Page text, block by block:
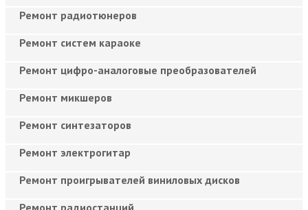
Ремонт радиотюнеров
Ремонт систем караоке
Ремонт цифро-аналоговые преобразователей
Ремонт микшеров
Ремонт синтезаторов
Ремонт электрогитар
Ремонт проигрывателей виниловых дисков
Ремонт радиостанций